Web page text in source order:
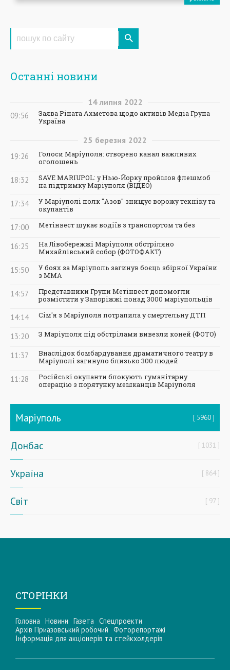
Останні новини
14 липня 2022
09:56
Заява Ріната Ахметова щодо активів Медіа Група
Україна
25 березня 2022
19:26
Голоси Маріуполя: створено канал важливих
оголошень
18:32
SAVE MARIUPOL: у Нью-Йорку пройшов флешмоб
на підтримку Маріуполя (ВІДЕО)
17:34
У Маріуполі полк "Азов" знищує ворожу техніку та
окупантів
17:00 Метінвест шукає водіїв з транспортом та без
16:25
На Лівобережжі Маріуполя обстріляно
Михайлівський собор (ФОТОФАКТ)
15:50
У боях за Маріуполь загинув боєць збірної України
з ММА
14:57
Представники Групи Метінвест допомогли
розмістити у Запоріжжі понад 3000 маріупольців
14:14 Сім'я з Маріуполя потрапила у смертельну ДТП
13:20 З Маріуполя під обстрілами вивезли коней (ФОТО)
11:37
Внаслідок бомбардування драматичного театру в
Маріуполі загинуло близько 300 людей
11:28
Російські окупанти блокують гуманітарну
операцію з порятунку мешканців Маріуполя
Маріуполь 5960
Донбас 1031
Україна 864
Світ 97
СТОРІНКИ
Головна Новини Газета Спецпроекти
Архів Приазовський робочий Фоторепортажі
Інформацiя для акцiонерiв та стейкхолдерiв